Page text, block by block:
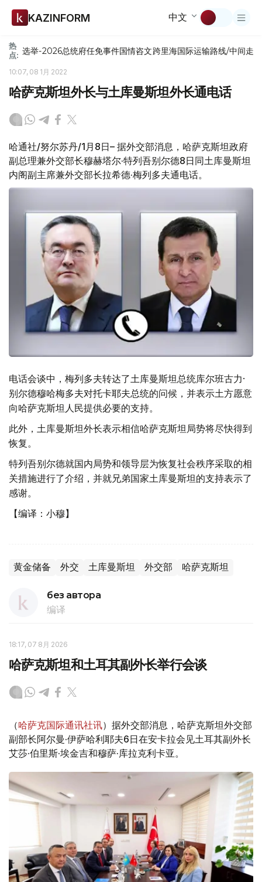
KAZINFORM 中文
热
点: 选举-2026总统府任免事件国情咨文跨里海国际运输路线/中间走廊
10:07, 08 1月 2022
哈萨克斯坦外长与土库曼斯坦外长通电话
哈通社/努尔苏丹/1月8日– 据外交部消息，哈萨克斯坦政府
副总理兼外交部长穆赫塔尔·特列吾别尔德8日同土库曼斯坦
内阁副主席兼外交部长拉希德·梅列多夫通电话。
电话会谈中，梅列多夫转达了土库曼斯坦总统库尔班古力·
别尔德穆哈梅多夫对托卡耶夫总统的问候，并表示土方愿意
向哈萨克斯坦人民提供必要的支持。
此外，土库曼斯坦外长表示相信哈萨克斯坦局势将尽快得到
恢复。
特列吾别尔德就国内局势和领导层为恢复社会秩序采取的相
关措施进行了介绍，并就兄弟国家土库曼斯坦的支持表示了
感谢。
【编译：小穆】
黄金储备 外交 土库曼斯坦 外交部 哈萨克斯坦
без автора
编译
18:17, 07 8月 2026
哈萨克斯坦和土耳其副外长举行会谈
（哈萨克国际通讯社讯）据外交部消息，哈萨克斯坦外交部
副部长阿尔曼·伊萨哈利耶夫6日在安卡拉会见土耳其副外长
艾莎·伯里斯·埃金吉和穆萨·库拉克利卡亚。